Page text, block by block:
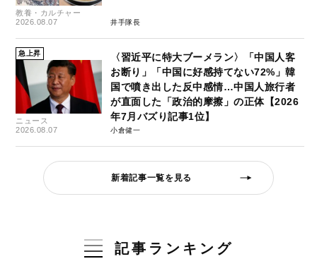
教養・カルチャー
2026.08.07
井手隊長
急上昇
ニュース
2026.08.07
〈習近平に特大ブーメラン〉「中国人客
お断り」「中国に好感持てない72%」韓
国で噴き出した反中感情…中国人旅行者
が直面した「政治的摩擦」の正体【2026
年7月バズり記事1位】
小倉健一
新着記事一覧を見る
記事ランキング